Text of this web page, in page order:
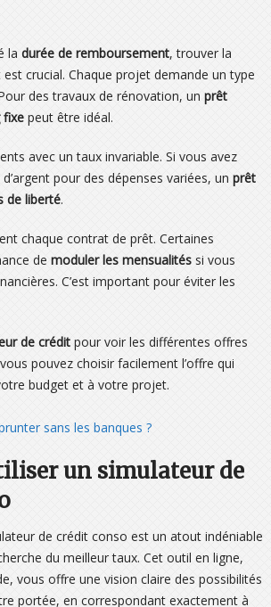
la durée de remboursement, trouver la
crucial. Chaque projet demande un type
des travaux de rénovation, un prêt
fixepeut être idéal.
avec un taux invariable. Si vous avez
pour des dépenses variées, un prêt
de liberté.
chaque contrat de prêt. Certaines
de moduler les mensualitéssi vous
C’est important pour éviter les
de créditpour voir les différentes offres
pouvez choisir facilement l’offre qui
budget et à votre projet.
sans les banques ?
un simulateur de
de crédit conso est un atout indéniable
du meilleur taux. Cet outil en ligne,
vous offre une vision claire des possibilités
portée, en correspondant exactement à